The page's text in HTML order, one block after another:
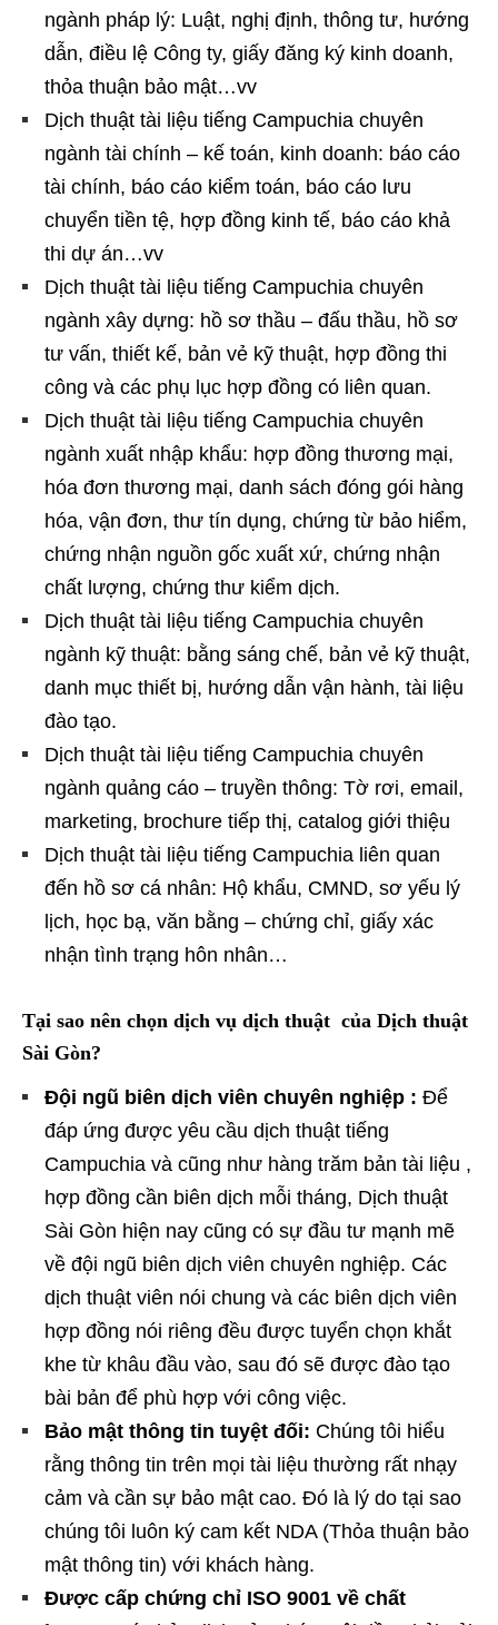
ngành pháp lý: Luật, nghị định, thông tư, hướng
dẫn, điều lệ Công ty, giấy đăng ký kinh doanh,
thỏa thuận bảo mật…vv
Dịch thuật tài liệu tiếng Campuchia chuyên
ngành tài chính – kế toán, kinh doanh: báo cáo
tài chính, báo cáo kiểm toán, báo cáo lưu
chuyển tiền tệ, hợp đồng kinh tế, báo cáo khả
thi dự án…vv
Dịch thuật tài liệu tiếng Campuchia chuyên
ngành xây dựng: hồ sơ thầu – đấu thầu, hồ sơ
tư vấn, thiết kế, bản vẻ kỹ thuật, hợp đồng thi
công và các phụ lục hợp đồng có liên quan.
Dịch thuật tài liệu tiếng Campuchia chuyên
ngành xuất nhập khẩu: hợp đồng thương mại,
hóa đơn thương mại, danh sách đóng gói hàng
hóa, vận đơn, thư tín dụng, chứng từ bảo hiểm,
chứng nhận nguồn gốc xuất xứ, chứng nhận
chất lượng, chứng thư kiểm dịch.
Dịch thuật tài liệu tiếng Campuchia chuyên
ngành kỹ thuật: bằng sáng chế, bản vẻ kỹ thuật,
danh mục thiết bị, hướng dẫn vận hành, tài liệu
đào tạo.
Dịch thuật tài liệu tiếng Campuchia chuyên
ngành quảng cáo – truyền thông: Tờ rơi, email,
marketing, brochure tiếp thị, catalog giới thiệu
Dịch thuật tài liệu tiếng Campuchia liên quan
đến hồ sơ cá nhân: Hộ khẩu, CMND, sơ yếu lý
lịch, học bạ, văn bằng – chứng chỉ, giấy xác
nhận tình trạng hôn nhân…
Tại sao nên chọn dịch vụ dịch thuật của Dịch thuật
Sài Gòn?
Đội ngũ biên dịch viên chuyên nghiệp : Để
đáp ứng được yêu cầu dịch thuật tiếng
Campuchia và cũng như hàng trăm bản tài liệu ,
hợp đồng cần biên dịch mỗi tháng, Dịch thuật
Sài Gòn hiện nay cũng có sự đầu tư mạnh mẽ
về đội ngũ biên dịch viên chuyên nghiệp. Các
dịch thuật viên nói chung và các biên dịch viên
hợp đồng nói riêng đều được tuyển chọn khắt
khe từ khâu đầu vào, sau đó sẽ được đào tạo
bài bản để phù hợp với công việc.
Bảo mật thông tin tuyệt đối: Chúng tôi hiểu
rằng thông tin trên mọi tài liệu thường rất nhạy
cảm và cần sự bảo mật cao. Đó là lý do tại sao
chúng tôi luôn ký cam kết NDA (Thỏa thuận bảo
mật thông tin) với khách hàng.
Được cấp chứng chỉ ISO 9001 về chất